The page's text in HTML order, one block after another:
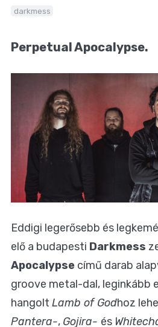
MÁSVILÁG
darkmess
Perpetual Apocalypse.
Eddigi legerősebb és
elő a budapesti Darkmess
Apocalypse című darab
groove metal-dal, leginkább
hangolt Lamb of Godhoz
Pantera-, Gojira- és